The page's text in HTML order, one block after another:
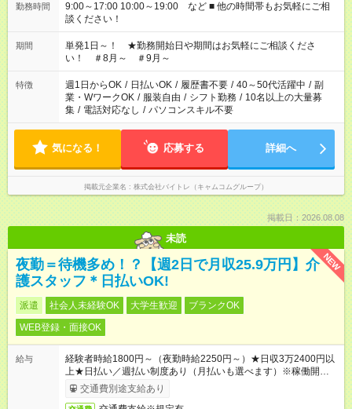
勤務時間
9:00～17:00 10:00～19:00 など ■ 他の時間帯もお気軽にご相
談ください！
期間
単発1日～！ ★勤務開始日や期間はお気軽にご相談くださ
い！ ＃8月～ ＃9月～
特徴 週1日からOK / 日払いOK / 履歴書不要 / 40～50代活躍中 / 副
業・WワークOK / 服装自由 / シフト勤務 / 10名以上の大量募
集 / 電話対応なし / パソコンスキル不要
気になる！ 応募する 詳細へ
掲載元企業名 株式会社バイトレ（キャムコムグループ）
掲載日：2026.08.08
未読
NEW
夜勤＝待機多め！？【週2日で月収25.9万円】介
護スタッフ＊日払いOK!
派遣 社会人未経験OK 大学生歓迎
ブランクOK
WEB登録・面接OK
給与
経験者時給1800円～（夜勤時給2250円～）★日収3万2400円以
上★日払い／週払い制度あり（月払いも選べます）※稼働開始時
は手続き完了次第のお支払いとなります。
交通費別途支給あり